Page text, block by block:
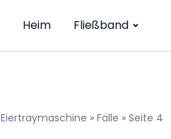
Heim Fließband
Eiertraymaschine » Fälle » Seite 4